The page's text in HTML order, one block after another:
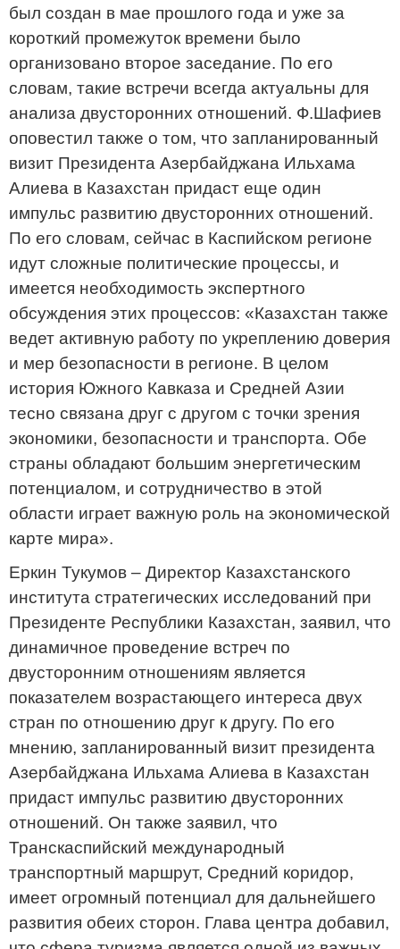
был создан в мае прошлого года и уже за
короткий промежуток времени было
организовано второе заседание. По его
словам, такие встречи всегда актуальны для
анализа двусторонних отношений. Ф.Шафиев
оповестил также о том, что запланированный
визит Президента Азербайджана Ильхама
Алиева в Казахстан придаст еще один
импульс развитию двусторонних отношений.
По его словам, сейчас в Каспийском регионе
идут сложные политические процессы, и
имеется необходимость экспертного
обсуждения этих процессов: «Казахстан также
ведет активную работу по укреплению доверия
и мер безопасности в регионе. В целом
история Южного Кавказа и Средней Азии
тесно связана друг с другом с точки зрения
экономики, безопасности и транспорта. Обе
страны обладают большим энергетическим
потенциалом, и сотрудничество в этой
области играет важную роль на экономической
карте мира».
Еркин Тукумов – Директор Казахстанского
института стратегических исследований при
Президенте Республики Казахстан, заявил, что
динамичное проведение встреч по
двусторонним отношениям является
показателем возрастающего интереса двух
стран по отношению друг к другу. По его
мнению, запланированный визит президента
Азербайджана Ильхама Алиева в Казахстан
придаст импульс развитию двусторонних
отношений. Он также заявил, что
Транскаспийский международный
транспортный маршрут, Средний коридор,
имеет огромный потенциал для дальнейшего
развития обеих сторон. Глава центра добавил,